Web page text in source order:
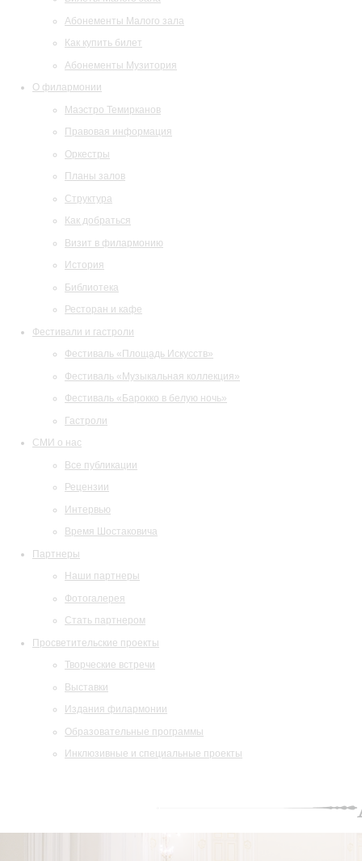
Абонементы Малого зала
Как купить билет
Абонементы Музитория
О филармонии
Маэстро Темирканов
Правовая информация
Оркестры
Планы залов
Структура
Как добраться
Визит в филармонию
История
Библиотека
Ресторан и кафе
Фестивали и гастроли
Фестиваль «Площадь Искусств»
Фестиваль «Музыкальная коллекция»
Фестиваль «Барокко в белую ночь»
Гастроли
СМИ о нас
Все публикации
Рецензии
Интервью
Время Шостаковича
Партнеры
Наши партнеры
Фотогалерея
Стать партнером
Просветительские проекты
Творческие встречи
Выставки
Издания филармонии
Образовательные программы
Инклюзивные и специальные проекты